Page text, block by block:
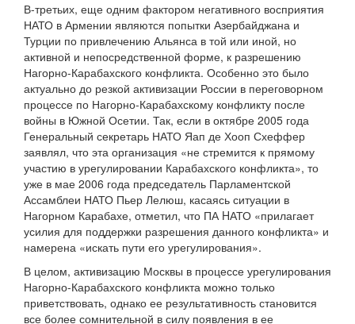
В-третьих, еще одним фактором негативного восприятия
НАТО в Армении являются попытки Азербайджана и
Турции по привлечению Альянса в той или иной, но
активной и непосредственной форме, к разрешению
Нагорно-Карабахского конфликта. Особенно это было
актуально до резкой активизации России в переговорном
процессе по Нагорно-Карабахскому конфликту после
войны в Южной Осетии. Так, если в октябре 2005 года
Генеральный секретарь НАТО Яап де Хооп Схеффер
заявлял, что эта организация «не стремится к прямому
участию в урегулировании Карабахского конфликта», то
уже в мае 2006 года председатель Парламентской
Ассамблеи НАТО Пьер Лелюш, касаясь ситуации в
Нагорном Карабахе, отметил, что ПА HАТО «прилагает
усилия для поддержки разрешения данного конфликта» и
намерена «искать пути его урегулирования».
В целом, активизацию Москвы в процессе урегулирования
Нагорно-Карабахского конфликта можно только
приветствовать, однако ее результативность становится
все более сомнительной в силу появления в ее